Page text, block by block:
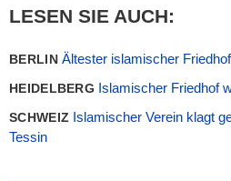
LESEN SIE AUCH:
BERLINÄltester islamischer
HEIDELBERG Islamischer Friedhof
SCHWEIZ Islamischer Verein klagt
Tessin